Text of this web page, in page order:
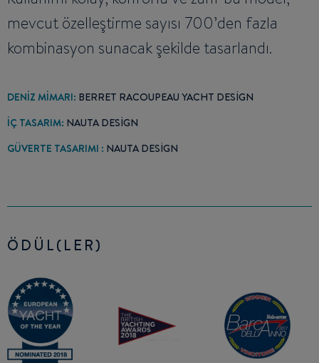
mevcut özelleştirme sayısı 700’den fazla
kombinasyon sunacak şekilde tasarlandı.
DENİZ MİMARI: BERRET RACOUPEAU YACHT DESIGN
İÇ TASARIM: NAUTA DESIGN
GÜVERTE TASARIMI : NAUTA DESIGN
ÖDÜL(LER)